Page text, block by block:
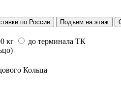
по России Подъем на этаж
кг
до терминала ТК
Кольца